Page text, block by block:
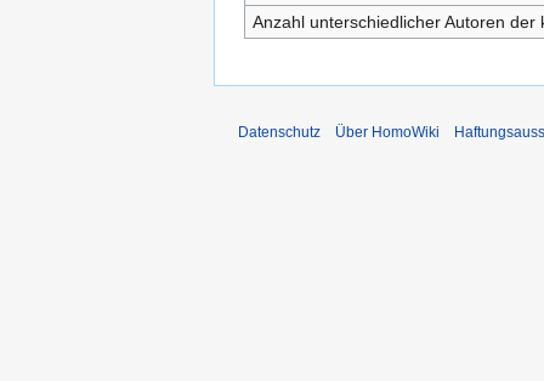
Anzahl unterschiedlicher Autoren
Datenschutz Über HomoWiki